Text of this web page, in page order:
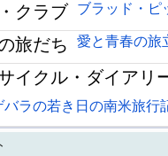
クラブ ブラッド・ピ
旅だち 愛と青春の旅
イクル・ダイアリ
ラの若き日の南米旅行